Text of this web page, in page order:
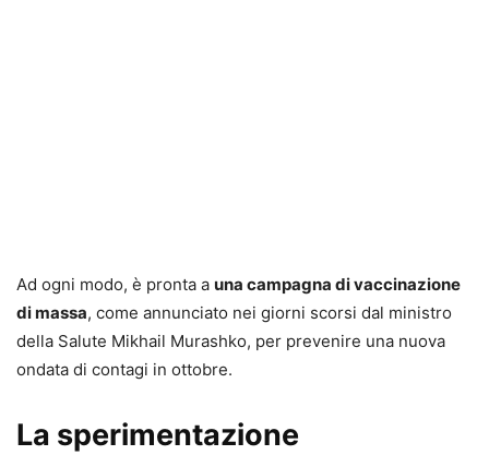
Ad ogni modo, è pronta a una campagna di vaccinazione
di massa, come annunciato nei giorni scorsi dal ministro
della Salute Mikhail Murashko, per prevenire una nuova
ondata di contagi in ottobre.
La sperimentazione